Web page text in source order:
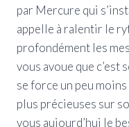
par Mercure qui
appelle à ralentir le
profondément les
vous avoue que c’est
se force un peu
plus précieuses sur
vous aujourd’hui le